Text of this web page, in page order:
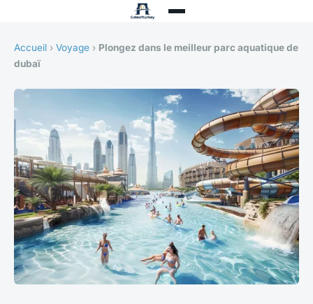
Accueil › Voyage › Plongez dans le meilleur parc aquatique de
dubaï